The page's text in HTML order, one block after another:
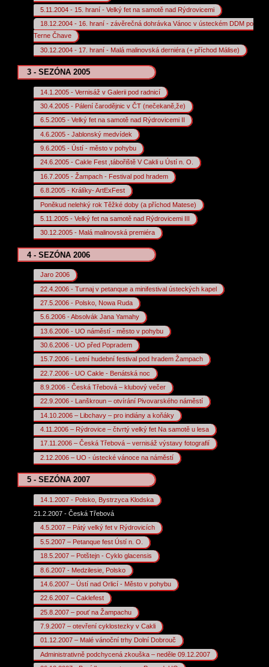
5.11.2004 - 15. hraní - Velký fet na samotě nad Rýdrovicemi
18.12.2004 - 16. hraní - závěrečná dohrávka Vánoc v ústeckém DDM po
Terne Čhave
30.12.2004 - 17. hraní - Malá malinovská derniéra (+ příchod Málise)
3 - SEZÓNA 2005
14.1.2005 - Vernisáž v Galerii pod radnicí
30.4.2005 - Pálení čarodějnic v ČT (nečekaně,že)
6.5.2005 - Velký fet na samotě nad Rýdrovicemi II
4.6.2005 - Jablonský medvídek
9.6.2005 - Ústí - město v pohybu
24.6.2005 - Cakle Fest ,tábořiště V Cakli u Ústí n. O.
16.7.2005 - Žampach - Festival pod hradem
6.8.2005 - Králíky- ArtExFest
Poněkud nelehký rok Těžké doby (a příchod Matese)
5.11.2005 - Velký fet na samotě nad Rýdrovicemi III
30.12.2005 - Malá malinovská premiéra
4 - SEZÓNA 2006
Jaro 2006
22.4.2006 - Turnaj v petanque a minifestival ústeckých kapel
27.5.2006 - Polsko, Nowa Ruda
5.6.2006 - Absolvák Jana Yamahy
13.6.2006 - UO náměstí - město v pohybu
30.6.2006 - UO před Popradem
15.7.2006 - Letní hudební festival pod hradem Žampach
22.7.2006 - UO Cakle - Benátská noc
8.9.2006 - Česká Třebová – klubový večer
22.9.2006 - Lanškroun – otvírání Pivovarského náměstí
14.10.2006 – Libchavy – pro indiány a koňáky
4.11.2006 – Rýdrovice – čtvrtý velký fet Na samotě u lesa
17.11.2006 – Česká Třebová – vernisáž výstavy fotografií
2.12.2006 – UO - ústecké vánoce na náměstí
5 - SEZÓNA 2007
14.1.2007 - Polsko, Bystrzyca Klodska
21.2.2007 - Česká Třebová
4.5.2007 – Pátý velký fet v Rýdrovicích
5.5.2007 – Petanque fest Ústí n. O.
18.5.2007 – Potštejn - Cyklo glacensis
8.6.2007 - Medzilesie, Polsko
14.6.2007 – Ústí nad Orlicí - Město v pohybu
22.6.2007 – Caklefest
25.8.2007 – pouť na Žampachu
7.9.2007 – otevření cyklostezky v Cakli
01.12.2007 – Malé vánoční trhy Dolní Dobrouč
Administrativně podchycená zkouška – neděle 09.12.2007